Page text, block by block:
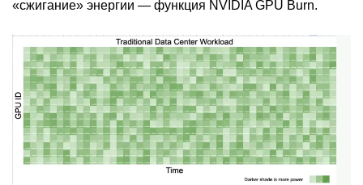
«сжигание» энергии — функция NVIDIA GPU Burn.